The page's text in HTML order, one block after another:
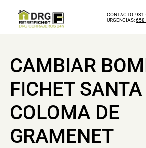
CONTACTO:931
URGENCIAS:658
CAMBIAR
FICHET SANTA
COLOMA DE
GRAMENET